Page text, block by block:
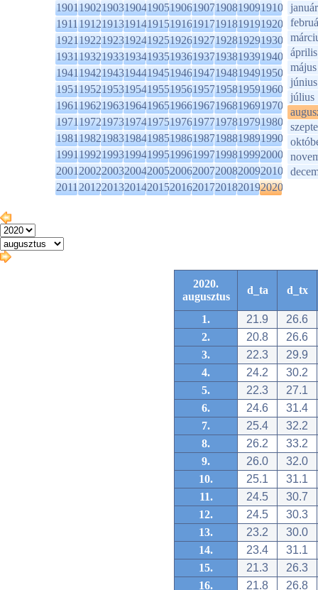
1901190219031904190519061907190819091910
1911191219131914191519161917191819191920
1921192219231924192519261927192819291930
1931193219331934193519361937193819391940
1941194219431944194519461947194819491950
1951195219531954195519561957195819591960
1961196219631964196519661967196819691970
1971197219731974197519761977197819791980
1981198219831984198519861987198819891990
1991199219931994199519961997199819992000
2001200220032004200520062007200820092010
2011201220132014201520162017201820192020
január
április
május
június
július
2020.
augusztus
d_ta d_tx
1. 21.9
26.6
2.
20.8
26.6
3.
22.3
29.9
4.
24.2
30.2
5.
22.3
27.1
6.
24.6
31.4
7.
25.4
32.2
8.
26.2
33.2
9.
26.0
32.0
10.
25.1
31.1
11.
24.5
30.7
12.
24.5
30.3
13.
23.2
30.0
14.
23.4
31.1
15.
21.3
26.3
16.
21.8
26.8